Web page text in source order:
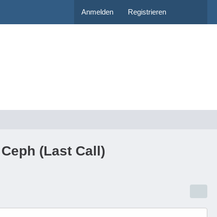
Anmelden Registrieren
(Last Call)